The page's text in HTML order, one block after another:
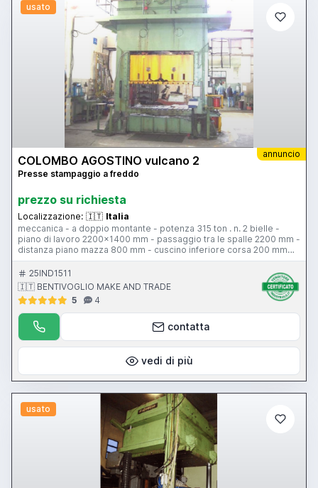
usato
annuncio
COLOMBO AGOSTINO vulcano 2
Presse stampaggio a freddo
prezzo su richiesta
Localizzazione: 🇮🇹 Italia
meccanica - a doppio montante - potenza 315 ton . n. 2 bielle -
piano di lavoro 2200x1400 mm - passaggio tra le spalle 2200 mm -
distanza piano mazza 800 mm - cuscino inferiore corsa 200 mm
80 ton - 17 colpi al minuto - corsa slitta 400 mm - dimensione
mazza 2350x1100 mm - regolazione mazza 120 mm - peso 50200
kg - potenza motore generale 40 CV
25IND1511
🇮🇹 BENTIVOGLIO MAKE AND TRADE
5
4
contatta
vedi di più
usato